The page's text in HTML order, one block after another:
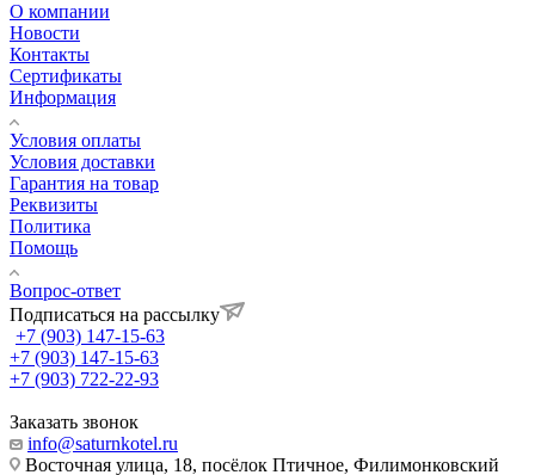
О компании
Новости
Контакты
Сертификаты
Информация
Условия оплаты
Условия доставки
Гарантия на товар
Реквизиты
Политика
Помощь
Вопрос-ответ
Подписаться на рассылку
+7 (903) 147-15-63
+7 (903) 147-15-63
+7 (903) 722-22-93
Заказать звонок
info@saturnkotel.ru
Восточная улица, 18, посёлок Птичное, Филимонковский